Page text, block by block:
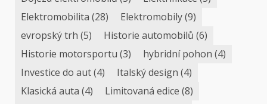
Elektromobilita (28) Elektromobily(9)
evropský trh (5) Historie automobilů (6)
Historie motorsportu (3) hybridní pohon (4)
Investice do aut(4) Italský design (4)
Klasická auta (4) Limitovaná edice (8)